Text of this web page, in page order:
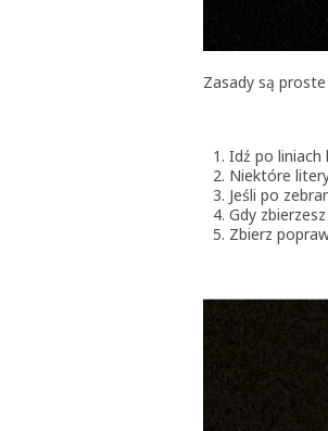
Zasady są proste
Idź po liniach
Niektóre
Jeśli po
Gdy
Zbierz